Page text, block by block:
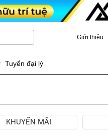
Giới thiệu
Tuyển đại lý
KHUYẾN MÃI